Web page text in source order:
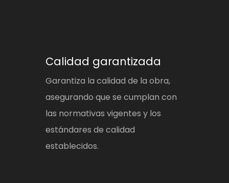
Calidad garantizada
Garantiza la calidad de la obra,
asegurando que se cumplan con
las normativas vigentes y los
estándares de calidad
establecidos.